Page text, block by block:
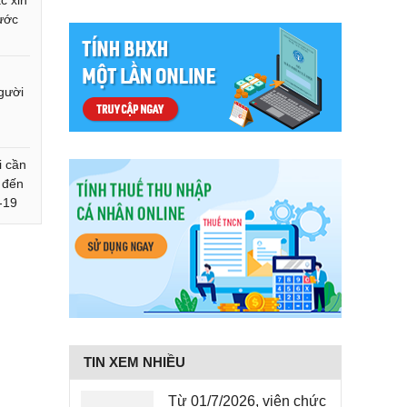
cần
19
TIN XEM NHIỀU
Từ 01/7/2026, viên chức